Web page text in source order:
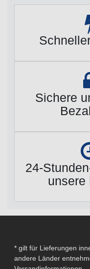
Sichere
24-
unsere
* gilt für Lieferungen
andere Länder